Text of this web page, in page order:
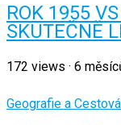
ROK 1955
SKUTEČNĚ
172 views · 6
Geografie a